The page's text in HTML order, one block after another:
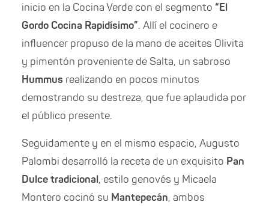
inicio en la Cocina Verde con el segmento “El
Gordo Cocina Rapidísimo”. Allí el cocinero e
influencer propuso de la mano de aceites Olivita
y pimentón proveniente de Salta, un sabroso
Hummus realizando en pocos minutos
demostrando su destreza, que fue aplaudida por
el público presente.
Seguidamente y en el mismo espacio, Augusto
Palombi desarrolló la receta de un exquisito Pan
Dulce tradicional, estilo genovés y Micaela
Montero cocinó su Mantepecán, ambos